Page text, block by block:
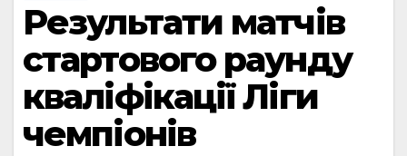
Результати матчів
стартового раунду
кваліфікації Ліги
чемпіонів